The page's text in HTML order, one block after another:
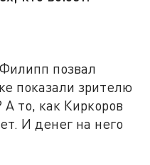
позвал
показали зрителю
то, как Киркоров
И денег на него